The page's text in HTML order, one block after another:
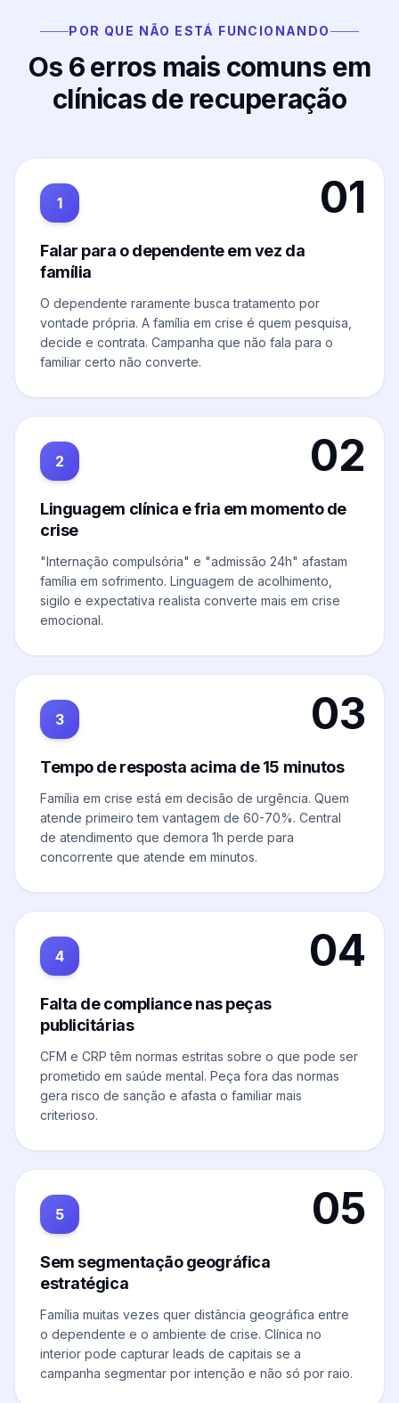
POR QUE NÃO ESTÁ FUNCIONANDO
Os 6erros mais comuns em
clínicas de recuperação
01
1
Falar para o dependente em vez da
família
O dependente raramente busca tratamento por
vontade própria. A família em crise é quem pesquisa,
decide e contrata. Campanha que não fala para o
familiar certo não converte.
02
2
Linguagem clínica e fria em momento de
crise
"Internação compulsória" e "admissão 24h" afastam
família em sofrimento. Linguagem de acolhimento,
sigilo e expectativa realista converte mais em crise
emocional.
03
3
Tempo de resposta acima de 15 minutos
Família em crise está em decisão de urgência. Quem
atende primeiro tem vantagem de 60-70%. Central
de atendimento que demora 1h perde para
concorrente que atende em minutos.
04
4
Falta de compliance nas peças
publicitárias
CFM e CRP têm normas estritas sobre o que pode ser
prometido em saúde mental. Peça fora das normas
gera risco de sanção e afasta o familiar mais
criterioso.
05
5
Sem segmentação geográfica
estratégica
Família muitas vezes quer distância geográfica entre
o dependente e o ambiente de crise. Clínica no
interior pode capturar leads de capitais se a
campanha segmentar por intenção e não só por raio.